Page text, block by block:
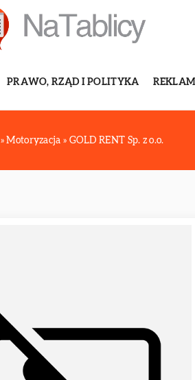
PRAWO, RZĄD I POLITYKA
»Motoryzacja » GOLD RENT Sp. z o.o.